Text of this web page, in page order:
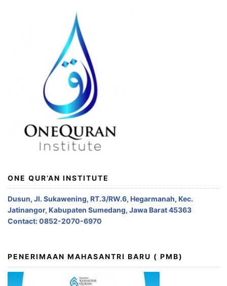
ONE QUR’AN INSTITUTE
Dusun, Jl. Sukawening, RT.3/RW.6, Hegarmanah, Kec.
Jatinangor, Kabupaten Sumedang, Jawa Barat 45363
Contact: 0852-2070-6970
PENERIMAAN MAHASANTRI BARU ( PMB)